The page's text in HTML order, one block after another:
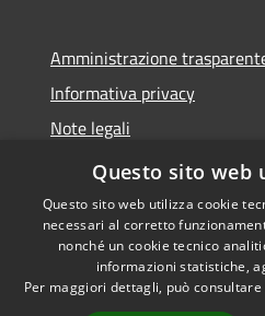
Amministrazione
Informativa privacy
Note legali
Dichiarazione di accessibilità
Accessibilità
Questo sito web
Questo sito web utilizza cookie
necessari al corretto
nonché un cookie tecnico
informazioni statistiche,
Per maggiori dettagli, può